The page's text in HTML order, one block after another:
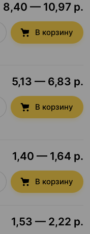
8,40 — 10,97 р.
В корзину
5,13 — 6,83 р.
В корзину
1,40 — 1,64 р.
В корзину
1,53 — 2,22 р.